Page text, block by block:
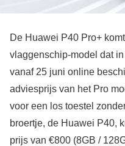
De Huawei P40 Pro+
vlaggenschip-model dat
vanaf 25 juni online
adviesprijs van het Pro
voor een los toestel
broertje, de Huawei P40,
prijs van €800 (8GB /